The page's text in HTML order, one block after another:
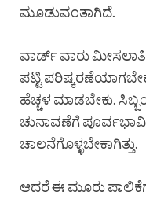
ಮೂಡುವಂತಾಗಿದೆ.
ವಾರ್ಡ್ ವಾರು
ಪಟ್ಟಿ
ಹೆಚ್ಚಳ ಮಾಡಬೇಕು.
ಚುನಾವಣೆಗೆ ಪೂರ್ವಭಾವಿ
ಚಾಲನೆಗೊಳ್ಳಬೇಕಾಗಿತ್ತು.
ಆದರೆ ಈ ಮೂರು